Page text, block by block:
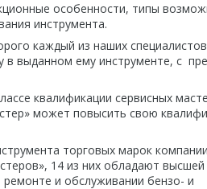
особенности, типы
инструмента.
каждый из наших
в выданном ему инструменте, с
квалификации сервисных
может повысить свою
торговых марок
14 из них обладают высшей
ремонте и обслуживании бензо- и